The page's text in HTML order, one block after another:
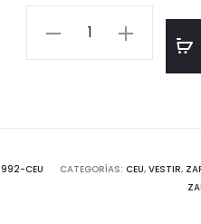
cantidad
992-CEU CATEGORÍAS: CEU, VESTIR,